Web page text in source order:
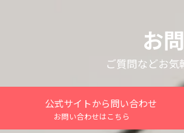
お
ご質問などお
公式サイトから問い合わせ
お問い合わせはこちら